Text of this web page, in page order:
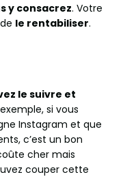
y consacrez. Votre
le rentabiliser.
le suivre et
si vous
Instagram et que
c’est un bon
cher mais
couper cette